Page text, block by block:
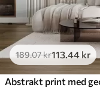
189.07kr113 .44 kr